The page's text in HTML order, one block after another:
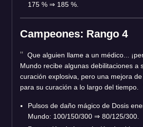
175 % ⇒ 185 %.
Campeones: Rango 4
Que alguien llame a un médico...
Mundo recibe algunas debilitaciones a
curación explosiva, pero una mejora
para su curación a lo largo del tiempo.
Pulsos de daño mágico de Dosis
Mundo: 100/150/300 ⇒ 80/125/300.